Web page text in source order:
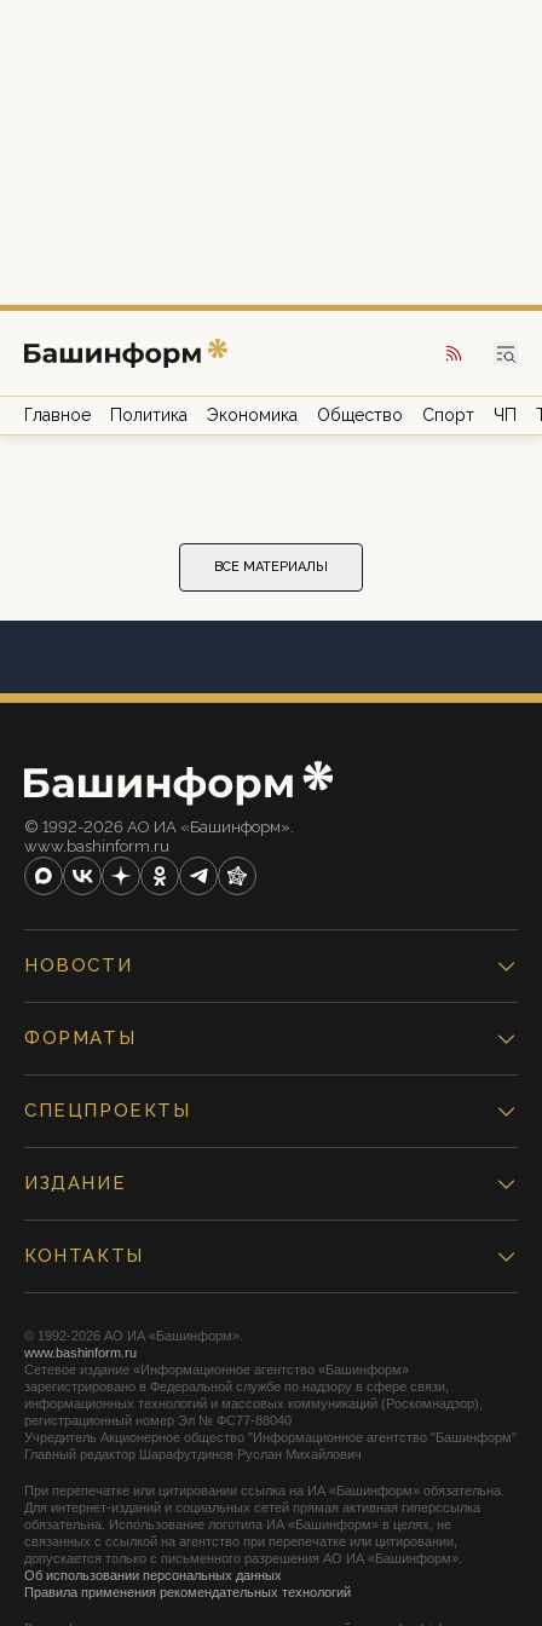
Главное Политика Экономика Общество Спорт ЧП
ВСЕ МАТЕРИАЛЫ
© 1992-2026 АО ИА «Башинформ».
www.bashinform.ru
НОВОСТИ
ФОРМАТЫ
СПЕЦПРОЕКТЫ
ИЗДАНИЕ
КОНТАКТЫ
© 1992-2026 АО ИА «Башинформ».
www.bashinform.ru
Сетевое издание «Информационное агентство «Башинформ»
зарегистрировано в Федеральной службе по надзору в сфере связи,
информационных технологий и массовых коммуникаций (Роскомнадзор),
регистрационный номер Эл № ФС77-88040
Учредитель Акционерное общество "Информационное агентство "Башинформ"
Главный редактор Шарафутдинов Руслан Михайлович
При перепечатке или цитировании ссылка на ИА «Башинформ» обязательна.
Для интернет-изданий и социальных сетей прямая активная гиперссылка
обязательна. Использование логотипа ИА «Башинформ» в целях, не
связанных с ссылкой на агентство при перепечатке или цитировании,
допускается только с письменного разрешения АО ИА «Башинформ».
Об использовании персональных данных
Правила применения рекомендательных технологий